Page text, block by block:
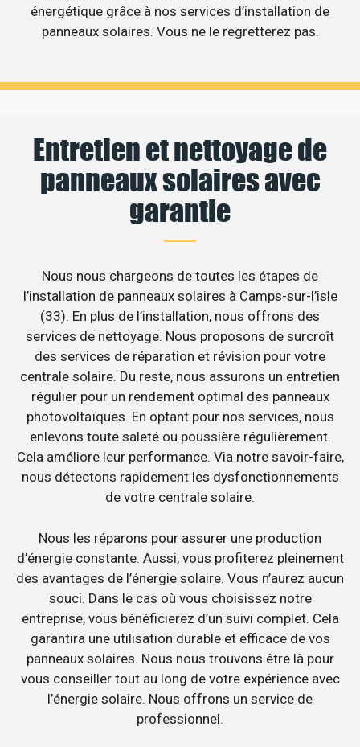
énergétique grâce à nos services d’installation de
panneaux solaires. Vous ne le regretterez pas.
Entretien et nettoyage de
panneaux solaires avec
garantie
Nous nous chargeons de toutes les étapes de
l’installation de panneaux solaires à Camps-sur-l’isle
(33). En plus de l’installation, nous offrons des
services de nettoyage. Nous proposons de surcroît
des services de réparation et révision pour votre
centrale solaire. Du reste, nous assurons un entretien
régulier pour un rendement optimal des panneaux
photovoltaïques. En optant pour nos services, nous
enlevons toute saleté ou poussière régulièrement.
Cela améliore leur performance. Via notre savoir-faire,
nous détectons rapidement les dysfonctionnements
de votre centrale solaire.
Nous les réparons pour assurer une production
d’énergie constante. Aussi, vous profiterez pleinement
des avantages de l’énergie solaire. Vous n’aurez aucun
souci. Dans le cas où vous choisissez notre
entreprise, vous bénéficierez d’un suivi complet. Cela
garantira une utilisation durable et efficace de vos
panneaux solaires. Nous nous trouvons être là pour
vous conseiller tout au long de votre expérience avec
l’énergie solaire. Nous offrons un service de
professionnel.